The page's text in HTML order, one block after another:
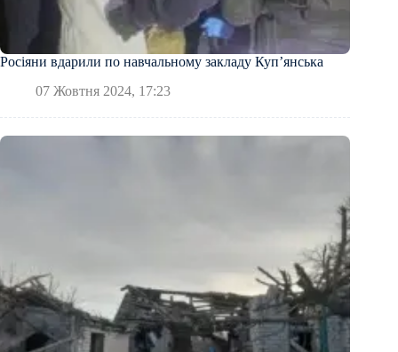
Росіяни вдарили по навчальному закладу Куп’янська
07 Жовтня 2024, 17:23